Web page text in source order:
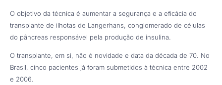
O objetivo da técnica é aumentar a segurança e a eficácia do
transplante de ilhotas de Langerhans, conglomerado de células
do pâncreas responsável pela produção de insulina.
O transplante, em si, não é novidade e data da década de 70. No
Brasil, cinco pacientes já foram submetidos à técnica entre 2002
e 2006.